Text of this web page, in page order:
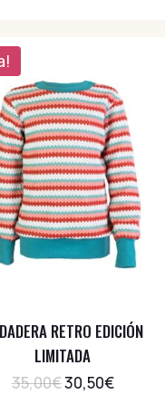
RETRO EDICIÓN
LIMITADA
35,00€30,50€